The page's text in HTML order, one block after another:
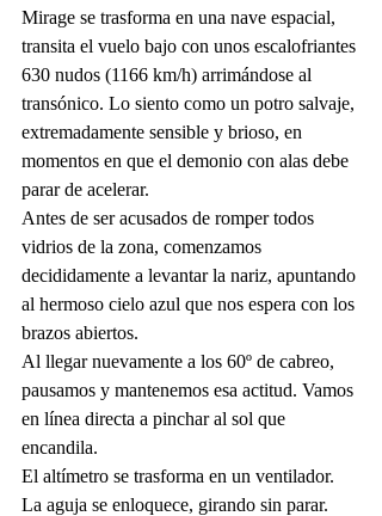
Mirage se trasforma en una nave espacial,
transita el vuelo bajo con unos escalofriantes
630 nudos (1166 km/h) arrimándose al
transónico. Lo siento como un potro salvaje,
extremadamente sensible y brioso, en
momentos en que el demonio con alas debe
parar de acelerar.
Antes de ser acusados de romper todos
vidrios de la zona, comenzamos
decididamente a levantar la nariz, apuntando
al hermoso cielo azul que nos espera con los
brazos abiertos.
Al llegar nuevamente a los 60º de cabreo,
pausamos y mantenemos esa actitud. Vamos
en línea directa a pinchar al sol que
encandila.
El altímetro se trasforma en un ventilador.
La aguja se enloquece, girando sin parar.